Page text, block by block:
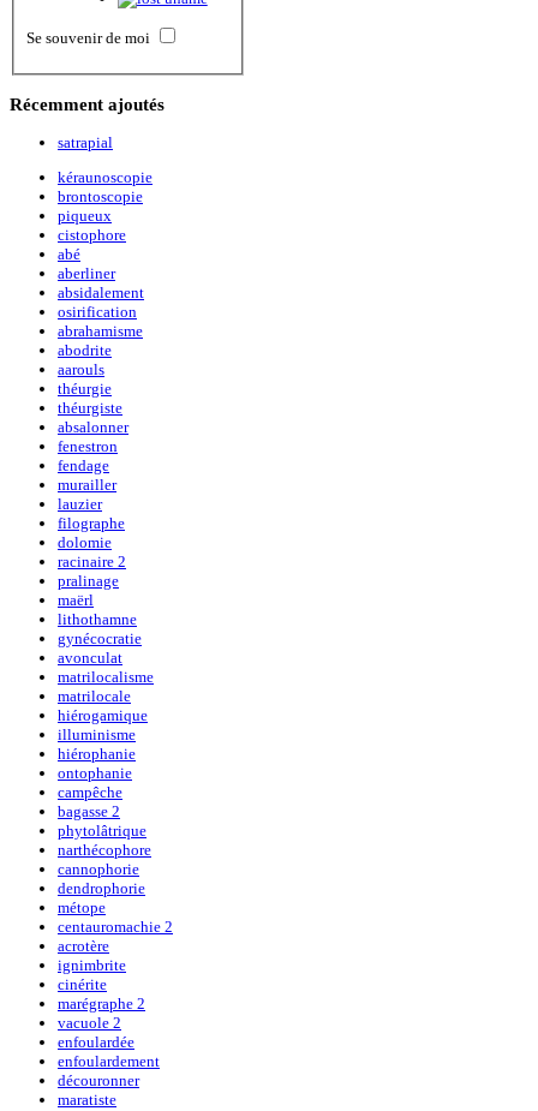
Se souvenir de moi
Récemment ajoutés
satrapial
kéraunoscopie
brontoscopie
piqueux
cistophore
abé
aberliner
absidalement
osirification
abrahamisme
abodrite
aarouls
théurgie
théurgiste
absalonner
fenestron
fendage
murailler
lauzier
filographe
dolomie
racinaire 2
pralinage
maërl
lithothamne
gynécocratie
avonculat
matrilocalisme
matrilocale
hiérogamique
illuminisme
hiérophanie
ontophanie
campêche
bagasse 2
phytolâtrique
narthécophore
cannophorie
dendrophorie
métope
centauromachie 2
acrotère
ignimbrite
cinérite
marégraphe 2
vacuole 2
enfoulardée
enfoulardement
découronner
maratiste